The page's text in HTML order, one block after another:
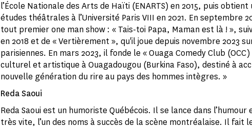
l’École Nationale des Arts de Haïti (ENARTS) en 2015, puis
études théâtrales à l’Université Paris VIII en 2021. En septembre
tout premier one man show : « Tais-toi Papa, Maman est là ! »,
en 2018 et de « Vertièrement », qu'il joue depuis novembre 2023
parisiennes. En mars 2023, il fonde le « Ouaga Comedy Club
culturel et artistique à Ouagadougou (Burkina Faso), destiné à
nouvelle génération du rire au pays des hommes intègres. »
Reda Saoui
Reda Saoui est un humoriste Québécois. Il se lance dans
très vite, l’un des noms à succès de la scène montréalaise. Il fait